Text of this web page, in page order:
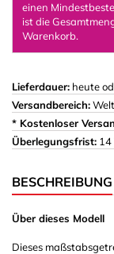
einen
ist die
Warenkorb.
Lieferdauer: heute
Versandbereich:
* Kostenloser
Überlegungsfrist: 14
BESCHREIBUNG
Über dieses Modell
Dieses